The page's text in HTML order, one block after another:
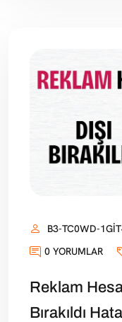
B3-TC0WD-
0 YORUMLAR
Reklam
Bırakıldı